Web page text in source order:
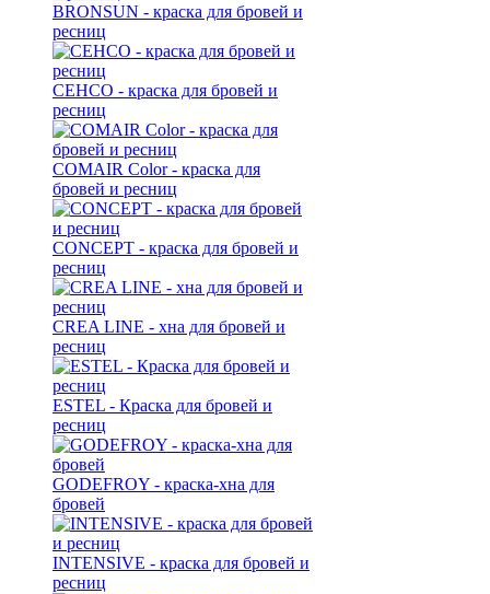
BRONSUN - краска для бровей и
ресниц
CEHCO - краска для бровей и
ресниц
COMAIR Color - краска для
бровей и ресниц
CONCEPT - краска для бровей и
ресниц
CREA LINE - хна для бровей и
ресниц
ESTEL - Краска для бровей и
ресниц
GODEFROY - краска-хна для
бровей
INTENSIVE - краска для бровей и
ресниц